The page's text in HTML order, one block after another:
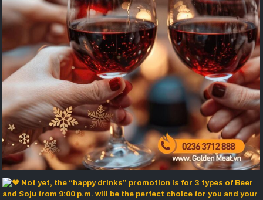
Not yet, the “happy drinks” promotion is for 3 types of Beer
and Soju from 9:00 p.m. will be the perfect choice for you and your